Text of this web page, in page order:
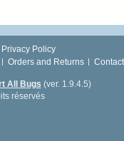
Privacy Policy
Orders and Returns
All Bugs (ver. 1.9.4.5)
réservés